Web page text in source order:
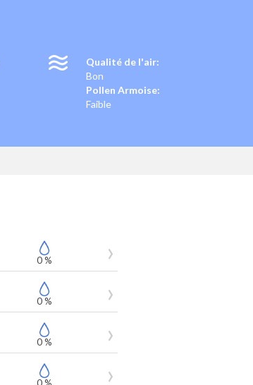
Qualité de l'air:
Bon
Pollen Armoise:
Faible
0 %
0 %
0 %